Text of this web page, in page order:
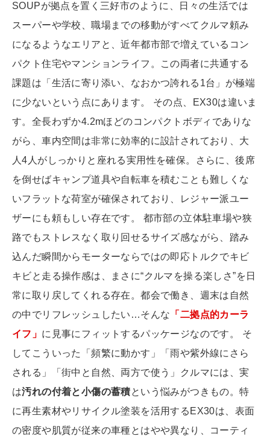
SOUPが拠点を置く三好市のように、日々の生活では
スーパーや学校、職場までの移動がすべてクルマ頼み
になるようなエリアと、近年都市部で増えているコン
パクト住宅やマンションライフ。この両者に共通する
課題は「生活に寄り添い、なおかつ誇れる1台」が極端
に少ないという点にあります。 その点、EX30は違いま
す。全長わずか4.2mほどのコンパクトボディでありな
がら、車内空間は非常に効率的に設計されており、大
人4人がしっかりと座れる実用性を確保。さらに、後席
を倒せばキャンプ道具や自転車を積むことも難しくな
いフラットな荷室が確保されており、レジャー派ユー
ザーにも頼もしい存在です。 都市部の立体駐車場や狭
路でもストレスなく取り回せるサイズ感ながら、踏み
込んだ瞬間からモーターならではの即応トルクでキビ
キビと走る操作感は、まさに“クルマを操る楽しさ”を日
常に取り戻してくれる存在。都会で働き、週末は自然
の中でリフレッシュしたい…そんな 「二拠点的カーラ
イフ」 に見事にフィットするパッケージなのです。 そ
してこういった「頻繁に動かす」「雨や紫外線にさら
される」「街中と自然、両方で使う」クルマには、実
は汚れの付着と小傷の蓄積という悩みがつきもの。特
に再生素材やリサイクル塗装を活用するEX30は、表面
の密度や肌質が従来の車種とはやや異なり、コーティ